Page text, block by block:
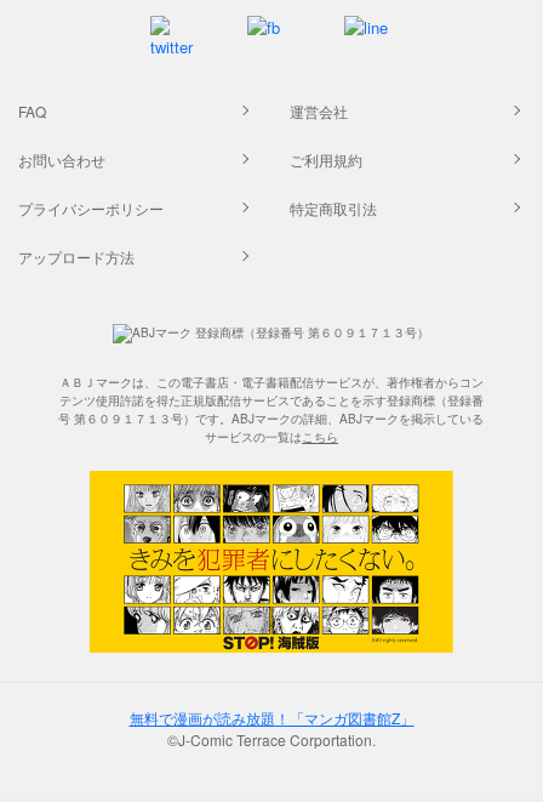
FAQ 運営会社
お問い合わせ ご利用規約
プライバシーポリシー 特定商取引法
アップロード方法
ＡＢＪマークは、この電子書店・電子書籍配信サービスが、著作権者からコン
テンツ使用許諾を得た正規版配信サービスであることを示す登録商標（登録番
号 第６０９１７１３号）です。ABJマークの詳細、ABJマークを掲示している
サービスの一覧はこちら
無料で漫画が読み放題！「マンガ図書館Z」
©J-Comic Terrace Corportation.